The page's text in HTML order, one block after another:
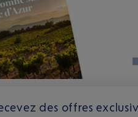
des offres